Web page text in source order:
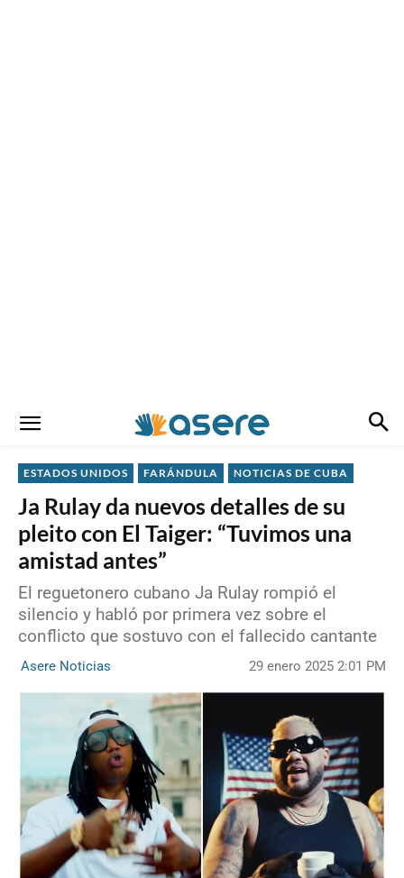
ESTADOS UNIDOS FARÁNDULA NOTICIAS DE CUBA
Ja Rulay da nuevos detalles de su
pleito con El Taiger: “Tuvimos una
amistad antes”
El reguetonero cubano Ja Rulay rompió el
silencio y habló por primera vez sobre el
conflicto que sostuvo con el fallecido cantante
Asere Noticias 29 enero 2025 2:01 PM